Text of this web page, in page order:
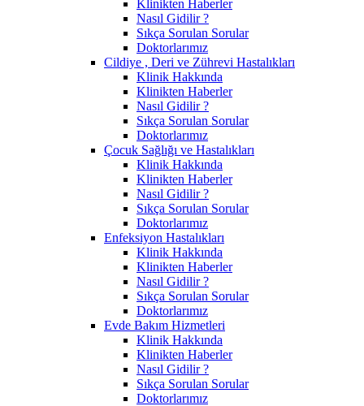
Klinikten Haberler
Nasıl Gidilir ?
Sıkça Sorulan Sorular
Doktorlarımız
Cildiye , Deri ve Zührevi Hastalıkları
Klinik Hakkında
Klinikten Haberler
Nasıl Gidilir ?
Sıkça Sorulan Sorular
Doktorlarımız
Çocuk Sağlığı ve Hastalıkları
Klinik Hakkında
Klinikten Haberler
Nasıl Gidilir ?
Sıkça Sorulan Sorular
Doktorlarımız
Enfeksiyon Hastalıkları
Klinik Hakkında
Klinikten Haberler
Nasıl Gidilir ?
Sıkça Sorulan Sorular
Doktorlarımız
Evde Bakım Hizmetleri
Klinik Hakkında
Klinikten Haberler
Nasıl Gidilir ?
Sıkça Sorulan Sorular
Doktorlarımız